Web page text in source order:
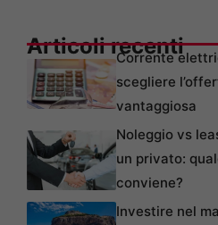
Articoli recenti
Corrente
scegliere
vantaggiosa
Noleggio vs
un privato:
conviene?
Investire nel